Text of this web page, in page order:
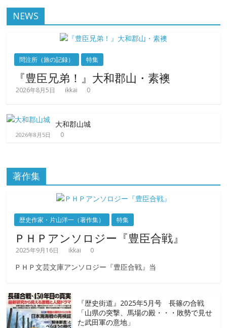
NEWS
問注所（旅の記録） 特集
『豊臣兄弟！』大和郡山・素襖
2026年8月5日 ikkai 0
大和郡山城
2026年8月5日 0
著作集
歴史作家・片山洋一（著作集） 特集
ＰＨＰアンソロジー『豊臣合戦』
2025年9月16日 ikkai 0
ＰＨＰ文芸文庫アンソロジー『豊臣合戦』当
『歴史街道』2025年5月号 長篠の合戦
「山県の突撃、馬場の殿・・・敗勢で見せ
た武田軍の意地」